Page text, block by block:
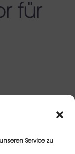
Service zu
für
eine